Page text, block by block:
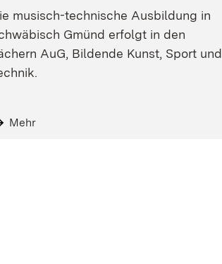
musisch-technische Ausbildung in
Gmünd erfolgt in den
AuG, Bildende Kunst, Sport und
Mehr